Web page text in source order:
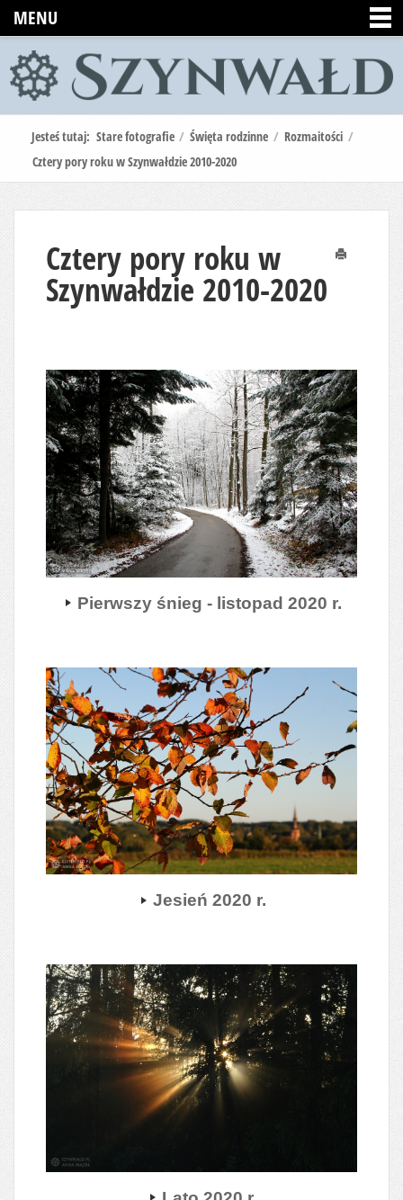
MENU
Jesteś tutaj: Stare fotografie / Święta rodzinne / Rozmaitości /
Cztery pory roku w Szynwałdzie 2010-2020
Cztery pory roku w
Szynwałdzie 2010-2020
Pierwszy śnieg - listopad 2020 r.
Jesień 2020 r.